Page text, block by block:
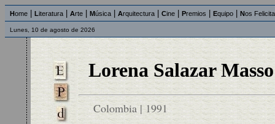
Home Literatura Arte Música Arquitectura Cine Premios Equipo Nos
Lunes, 10 de agosto de 2026
Lorena Salazar Masso
Colombia | 1991